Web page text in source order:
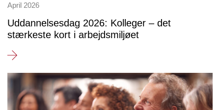
April 2026
Uddannelsesdag 2026: Kolleger – det
stærkeste kort i arbejdsmiljøet